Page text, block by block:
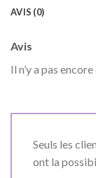
AVIS (0)
Avis
Il n’y a pas encore
Seuls les
ont la